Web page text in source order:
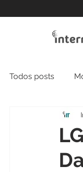
Todos posts
NOC